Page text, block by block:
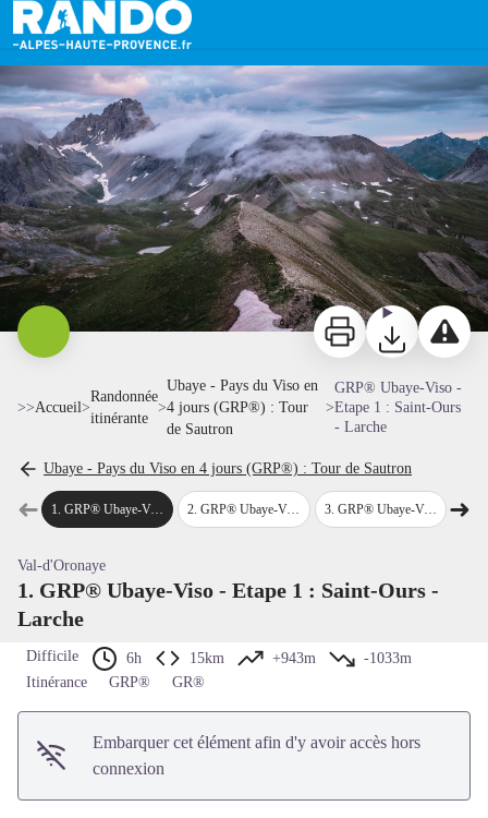
GRP® Ubaye-Viso - Etape 1 : Saint-Ours - Larche
Col des Monges - Teddy Verneuil/AD04
Voir l'image en plein écran
ImprimerTéléchargerSignaler
>>Accueil>
Randonnée
itinérante
>
Ubaye - Pays du Viso en
4 jours (GRP®) : Tour
de Sautron
>
GRP® Ubaye-Viso -
Etape 1 : Saint-Ours
- Larche
Ubaye - Pays du Viso en 4 jours (GRP®) : Tour de Sautron
➜Étape précédente
1 GRP® Ubaye-Viso - Etape 1 : Saint-Ours - Larche 2 .GRP® Ubaye-Viso - Etape 2 : Larche - Chiaperra 3. GRP® Ubaye-Viso - Etape 3 : Chiappera - Refuge du Chambeyron 4.
➜
Val-d'Oronaye
1. GRP® Ubaye-Viso - Etape 1 : Saint-Ours -
Larche
Difficile 6h 15km +943m
-1033m
Itinérance
GRP® GR®
Embarquer cet élément afin d'y avoir accès hors
connexion